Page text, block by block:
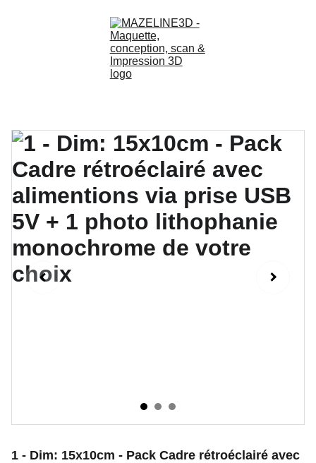
1 - Dim: 15x10cm - Pack Cadre rétroéclairé avec